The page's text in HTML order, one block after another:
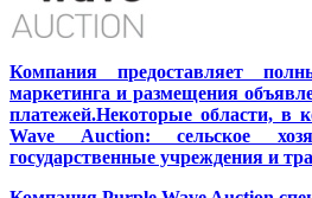
Компания предоставляет
маркетинга и размещения
платежей.Некоторые области, в
Wave Auction: сельское
государственные учреждения и